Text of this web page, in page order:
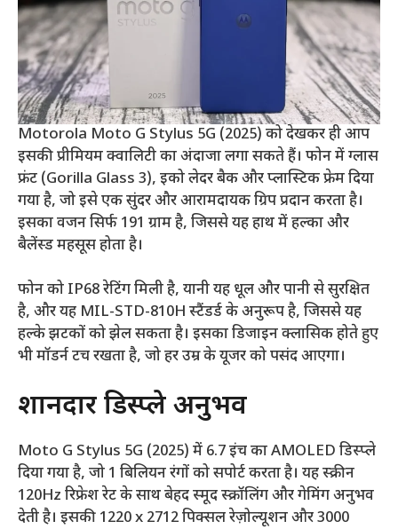
Motorola Moto G Stylus 5G (2025) को देखकर ही आप
इसकी प्रीमियम क्वालिटी का अंदाजा लगा सकते हैं। फोन में ग्लास
फ्रंट (Gorilla Glass 3), इको लेदर बैक और प्लास्टिक फ्रेम दिया
गया है, जो इसे एक सुंदर और आरामदायक ग्रिप प्रदान करता है।
इसका वजन सिर्फ 191 ग्राम है, जिससे यह हाथ में हल्का और
बैलेंस्ड महसूस होता है।
फोन को IP68 रेटिंग मिली है, यानी यह धूल और पानी से सुरक्षित
है, और यह MIL-STD-810H स्टैंडर्ड के अनुरूप है, जिससे यह
हल्के झटकों को झेल सकता है। इसका डिजाइन क्लासिक होते हुए
भी मॉडर्न टच रखता है, जो हर उम्र के यूजर को पसंद आएगा।
शानदार डिस्प्ले अनुभव
Moto G Stylus 5G (2025) में 6.7 इंच का AMOLED डिस्प्ले
दिया गया है, जो 1 बिलियन रंगों को सपोर्ट करता है। यह स्क्रीन
120Hz रिफ्रेश रेट के साथ बेहद स्मूद स्क्रॉलिंग और गेमिंग अनुभव
देती है। इसकी 1220 x 2712 पिक्सल रेज़ोल्यूशन और 3000